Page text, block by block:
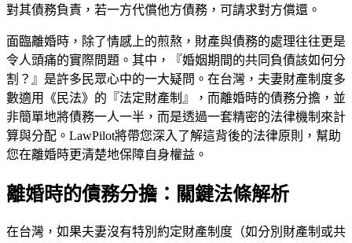
對其債務負責，若一方代償他方債務，可請求對方償還。
面臨離婚時，除了情感上的煎熬，財產與債務的處理往往更是
令人頭痛的實際問題。其中，『婚姻期間的共同負債該如何分
割？』是許多民眾心中的一大疑問。在台灣，夫妻財產制度多
數適用《民法》的『法定財產制』，而離婚時的債務分擔，並
非簡單地將債務一人一半，而是透過一套精密的法律機制來計
算與分配。LawPilot將帶您深入了解這背後的法律原則，幫助
您在離婚時更清楚地保障自身權益。
離婚時的債務分擔：關鍵法條解析
在台灣，如果夫妻沒有特別約定財產制度（如分別財產制或共